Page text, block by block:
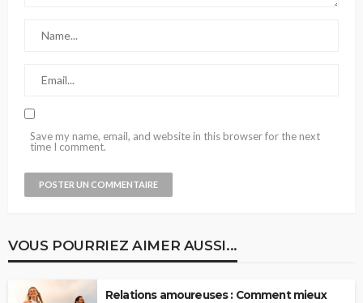
Save my name, email, and website in this browser for the next
time I comment.
VOUS POURRIEZ AIMER AUSSI...
Relations amoureuses : Comment mieux